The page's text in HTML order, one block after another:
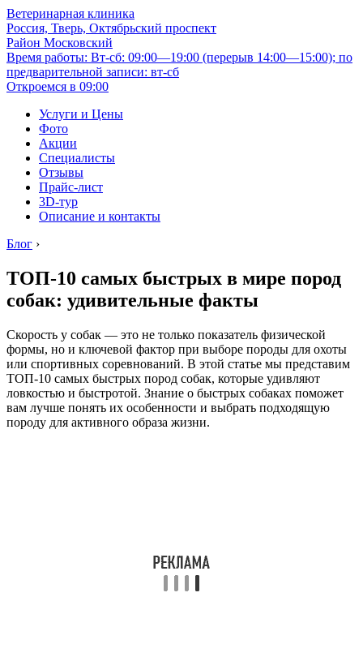
Ветеринарная клиника
Россия, Тверь, Октябрьский проспект
Район Московский
Время работы: Вт-сб: 09:00—19:00 (перерыв 14:00—15:00); по
предварительной записи: вт-сб
Откроемся в 09:00
Услуги и Цены
Фото
Акции
Специалисты
Отзывы
Прайс-лист
3D-тур
Описание и контакты
Блог ›
ТОП-10 самых быстрых в мире пород
собак: удивительные факты
Скорость у собак — это не только показатель физической
формы, но и ключевой фактор при выборе породы для охоты
или спортивных соревнований. В этой статье мы представим
ТОП-10 самых быстрых пород собак, которые удивляют
ловкостью и быстротой. Знание о быстрых собаках поможет
вам лучше понять их особенности и выбрать подходящую
породу для активного образа жизни.